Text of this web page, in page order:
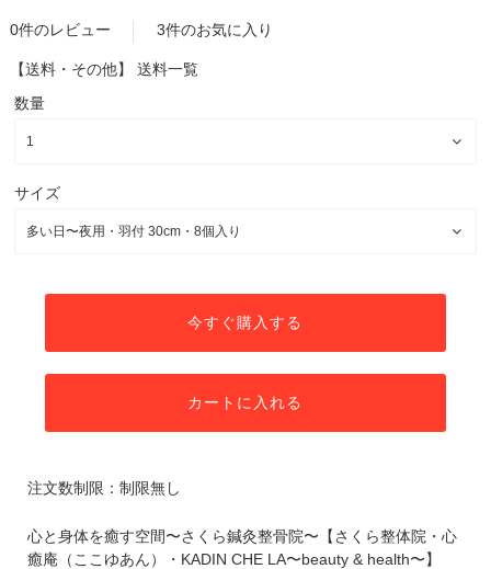
0件のレビュー 3件のお気に入り
【送料・その他】 送料一覧
数量
サイズ
今すぐ購入する
カートに入れる
注文数制限：制限無し
心と身体を癒す空間〜さくら鍼灸整骨院〜【さくら整体院・心
癒庵（ここゆあん）・KADIN CHE LA〜beauty & health〜】